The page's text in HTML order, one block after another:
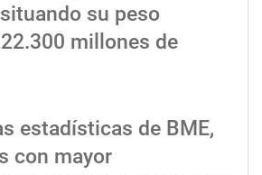
su peso
millones de
estadísticas de BME,
con mayor